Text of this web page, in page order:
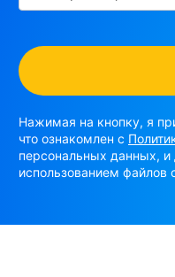
Нажимая на кнопку, я
что ознакомлен с
персональных данных,
использованием файлов